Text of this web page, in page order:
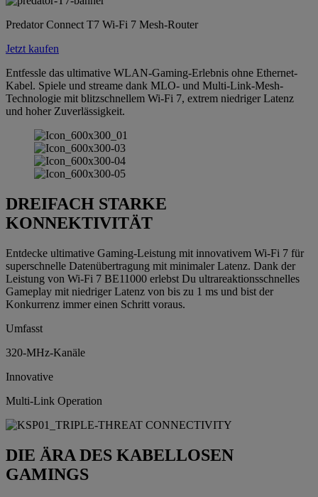
Predator Connect T7 Wi-Fi 7 Mesh-Router
Jetzt kaufen
Entfessle das ultimative WLAN-Gaming-Erlebnis ohne Ethernet-
Kabel. Spiele und streame dank MLO- und Multi-Link-Mesh-
Technologie mit blitzschnellem Wi-Fi 7, extrem niedriger Latenz
und hoher Zuverlässigkeit.
DREIFACH STARKE
KONNEKTIVITÄT
Entdecke ultimative Gaming-Leistung mit innovativem Wi-Fi 7 für
superschnelle Datenübertragung mit minimaler Latenz. Dank der
Leistung von Wi-Fi 7 BE11000 erlebst Du ultrareaktionsschnelles
Gameplay mit niedriger Latenz von bis zu 1 ms und bist der
Konkurrenz immer einen Schritt voraus.
Umfasst
320-MHz-Kanäle
Innovative
Multi-Link Operation
DIE ÄRA DES KABELLOSEN
GAMINGS